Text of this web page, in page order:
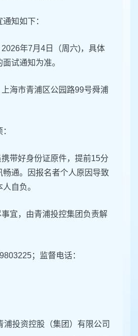
知如下：
年7月4日（周六)，具体
试通知为准。
海市青浦区公园路99号舜浦
带好身份证原件，提前15分
畅通。因报名者个人原因导致
自负。
宜，由青浦投控集团负责解
；监督电话：
浦投资控股（集团）有限公司